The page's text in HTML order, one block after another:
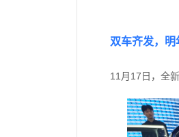
双车齐发，
11月17日，全